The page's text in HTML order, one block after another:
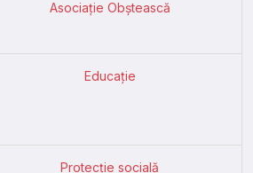
Asociație Obștească
Educație
Protecție socială